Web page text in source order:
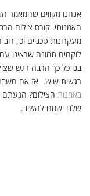
אנחנו מקווים שהמאמר
האמנותי. קורס צילום
מעקרונות טכניים וכן,
לוקחים תמונה שראינו
בנו כל כך הרבה רגש
רגשית שיש. אז אם
באמנות הצילום? הגעתם
שלנו ישמח להשיב.